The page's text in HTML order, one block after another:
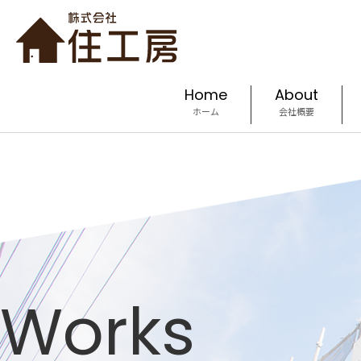
Home
ホーム
About
会社概要
Works